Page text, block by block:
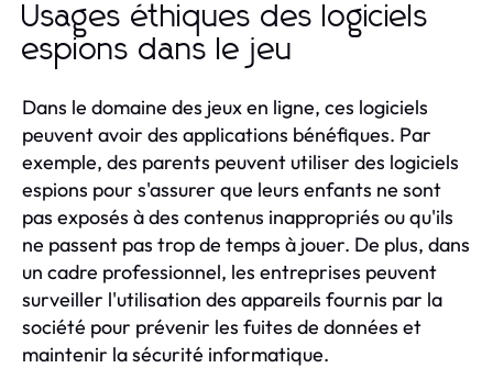
Usages éthiques des logiciels
espions dans le jeu
Dans le domaine des jeux en ligne, ces logiciels
peuvent avoir des applications bénéfiques. Par
exemple, des parents peuvent utiliser des logiciels
espions pour s'assurer que leurs enfants ne sont
pas exposés à des contenus inappropriés ou qu'ils
ne passent pas trop de temps à jouer. De plus, dans
un cadre professionnel, les entreprises peuvent
surveiller l'utilisation des appareils fournis par la
société pour prévenir les fuites de données et
maintenir la sécurité informatique.